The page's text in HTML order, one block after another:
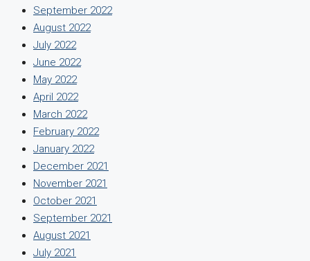
September 2022
August 2022
July 2022
June 2022
May 2022
April 2022
March 2022
February 2022
January 2022
December 2021
November 2021
October 2021
September 2021
August 2021
July 2021